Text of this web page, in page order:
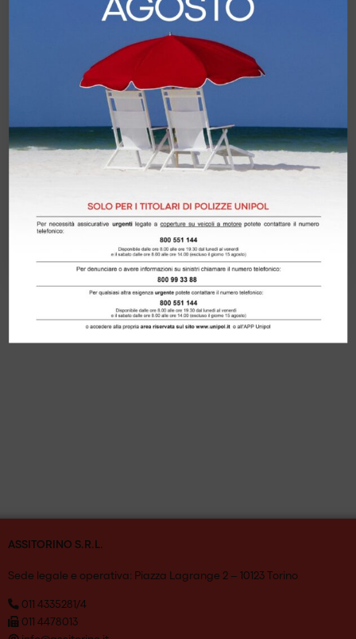
ASSITORINO S.R.L.
Sede legale e operativa: Piazza Lagrange 2 – 10123 Torino
011 4335281/4
011 4478013